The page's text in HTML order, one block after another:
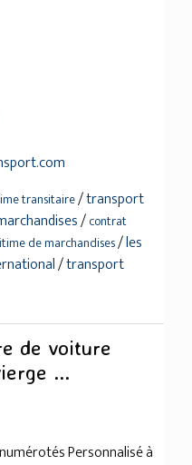
transitaire/transport
/contrat
de marchandises/les
/transport
de voiture
...
Personnalisé à